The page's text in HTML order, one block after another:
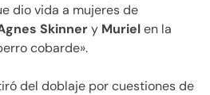
dio vida a mujeres de
Skinnery Murielen la
cobarde».
del doblaje por cuestiones de